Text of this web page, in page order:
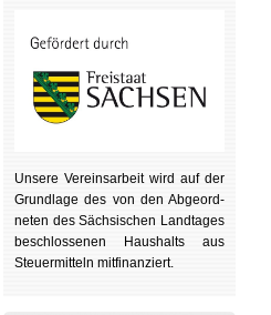
Unsere Ver­eins­ar­beit wird auf der
Grund­lage des von den Ab­ge­ord­
ne­ten des Säch­si­schen Land­tages
be­schlos­se­nen Haus­halts aus
Steu­er­mitteln mit­fi­nan­ziert.